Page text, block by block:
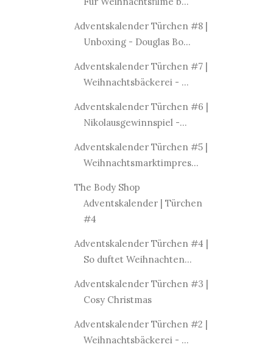
Adventskalender Türchen #8 |
Unboxing - Douglas Bo...
Adventskalender Türchen #7 |
Weihnachtsbäckerei - ...
Adventskalender Türchen #6 |
Nikolausgewinnspiel -...
Adventskalender Türchen #5 |
Weihnachtsmarktimpres...
The Body Shop
Adventskalender | Türchen
#4
Adventskalender Türchen #4 |
So duftet Weihnachten...
Adventskalender Türchen #3 |
Cosy Christmas
Adventskalender Türchen #2 |
Weihnachtsbäckerei - ...